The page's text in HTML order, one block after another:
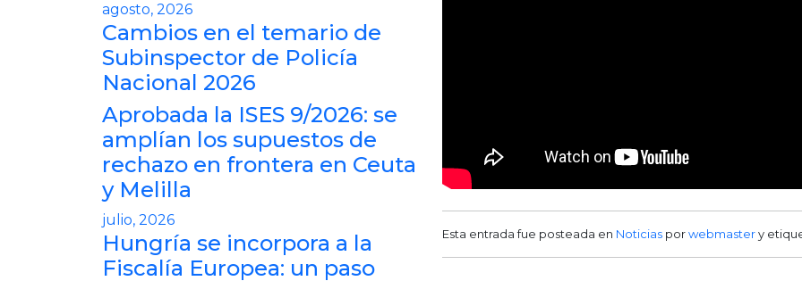
Esta entrada fue posteada en Noticias porwebmastery
agosto, 2026
Cambios en el temario de
Subinspector de Policía
Nacional 2026
Aprobada la ISES 9/2026: se
amplían los supuestos de
rechazo en frontera en Ceuta
y Melilla
julio, 2026
Hungría se incorpora a la
Fiscalía Europea: un paso